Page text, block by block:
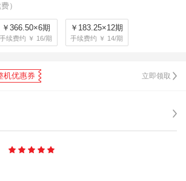
）
￥366.50×6期
手续费约 ￥ 16/期
￥183.25×12期
手续费约 ￥ 14/期
机优惠券 立即领取